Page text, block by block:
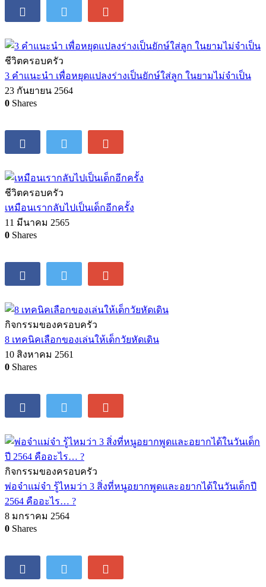
ชีวิตครอบครัว
3 คำแนะนำ เพื่อหยุดแปลงร่างเป็นยักษ์ใส่ลูก ในยามไม่จำเป็น
23 กันยายน 2564
0 Shares
ชีวิตครอบครัว
เหมือนเรากลับไปเป็นเด็กอีกครั้ง
11 มีนาคม 2565
0 Shares
กิจกรรมของครอบครัว
8 เทคนิคเลือกของเล่นให้เด็กวัยหัดเดิน
10 สิงหาคม 2561
0 Shares
กิจกรรมของครอบครัว
พ่อจ๋าแม่จ๋า รู้ไหมว่า 3 สิ่งที่หนูอยากพูดและอยากได้ในวันเด็กปี
2564 คืออะไร… ?
8 มกราคม 2564
0 Shares